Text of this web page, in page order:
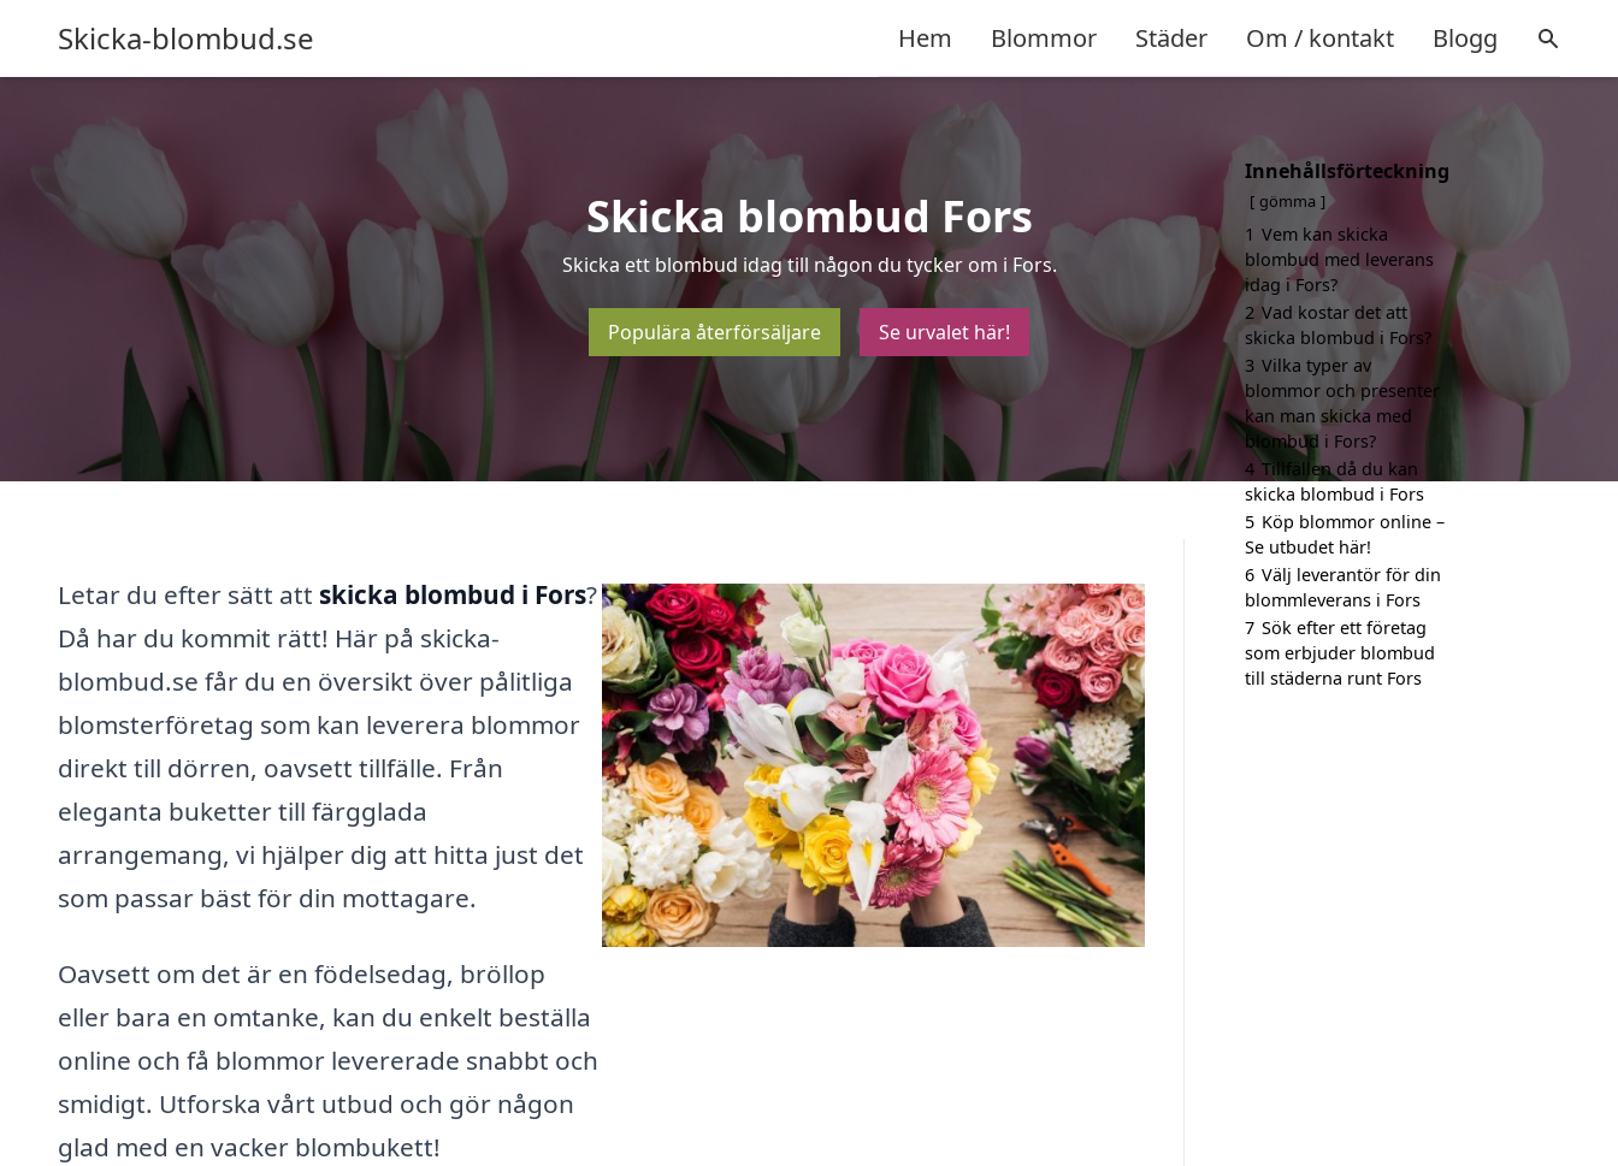
Skicka-blombud.se Hem Blommor Städer Om / kontakt Blogg
Skicka blombud Fors
Skicka ett blombud idag till någon du tycker om i Fors.
Populära återförsäljare Se urvalet här!
Letar du efter sätt att skicka blombud i Fors?
Då har du kommit rätt! Här på skicka-
blombud.se får du en översikt över pålitliga
blomsterföretag som kan leverera blommor
direkt till dörren, oavsett tillfälle. Från
eleganta buketter till färgglada
arrangemang, vi hjälper dig att hitta just det
som passar bäst för din mottagare.
Oavsett om det är en födelsedag, bröllop
eller bara en omtanke, kan du enkelt beställa
online och få blommor levererade snabbt och
smidigt. Utforska vårt utbud och gör någon
glad med en vacker blombukett!
Innehållsförteckning
gömma
1 Vem kan skicka
blombud med leverans
idag i Fors?
2 Vad kostar det att
skicka blombud i Fors?
3 Vilka typer av
blommor och presenter
kan man skicka med
blombud i Fors?
4 Tillfällen då du kan
skicka blombud i Fors
5 Köp blommor online –
Se utbudet här!
6 Välj leverantör för din
blommleverans i Fors
7 Sök efter ett företag
som erbjuder blombud
till städerna runt Fors